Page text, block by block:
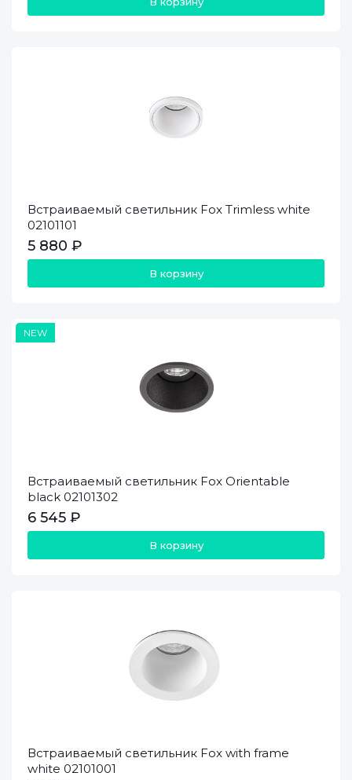
Встраиваемый светильник Fox Trimless white
02101101
5 880 ₽
В корзину
NEW
Встраиваемый светильник Fox Orientable
black 02101302
6 545 ₽
В корзину
Встраиваемый светильник Fox with frame
white 02101001